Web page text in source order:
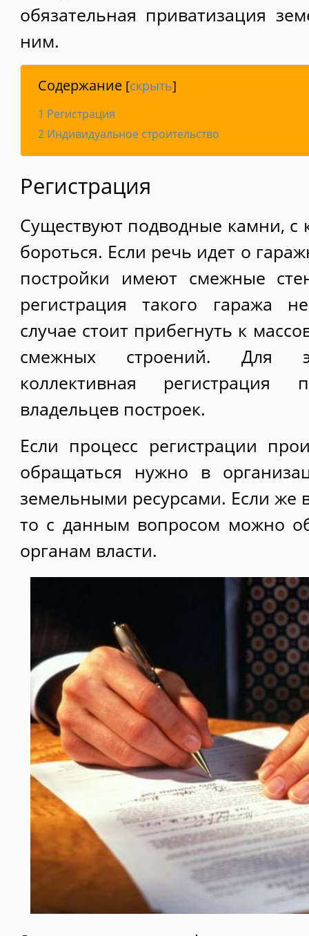
обязательная приватизация
ним.
Содержание [скрыть]
1 Регистрация
2 Индивидуальное строительство
Регистрация
Существуют подводные камни, с
бороться. Если речь идет о
постройки имеют смежные
регистрация такого гаража
случае стоит прибегнуть к
смежных строений. Для
коллективная
владельцев построек.
Если процесс регистрации
обращаться нужно в
земельными ресурсами. Если же
то с данным вопросом можно
органам власти.